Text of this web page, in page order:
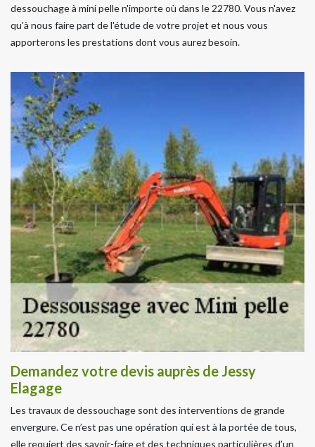
dessouchage à mini pelle n'importe où dans le 22780. Vous n'avez
qu'à nous faire part de l'étude de votre projet et nous vous
apporterons les prestations dont vous aurez besoin.
Demandez votre devis auprès de Jessy
Elagage
Les travaux de dessouchage sont des interventions de grande
envergure. Ce n’est pas une opération qui est à la portée de tous,
elle requiert des savoir-faire et des techniques particulières d’un